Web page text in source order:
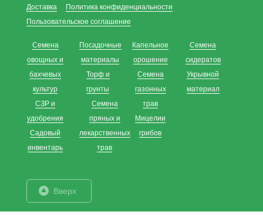
Доставка
Политика конфиденциальности
Пользовательское соглашение
Семена
овощных и
бахчевых
культур
СЗР и
удобрения
Садовый
инвентарь
Посадочные
материалы
Торф и
грунты
Семена
пряных и
лекарственных
трав
Капельное
орошение
Семена
газонных
трав
Мицелии
грибов
Семена
сидератов
Укрывной
материал
Вверх